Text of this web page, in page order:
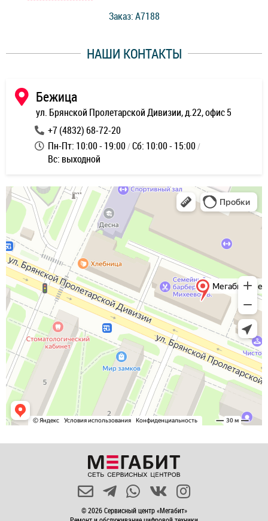
работы и оперативность!Заказ: A7188
НАШИ КОНТАКТЫ
Бежица
ул. Брянской Пролетарской Дивизии, д.22, офис 5
+7 (4832) 68-72-20
Пн-Пт: 10:00 - 19:00 Сб: 10:00 - 15:00
Вс: выходной
© 2026 Сервисный центр «Мегабит»